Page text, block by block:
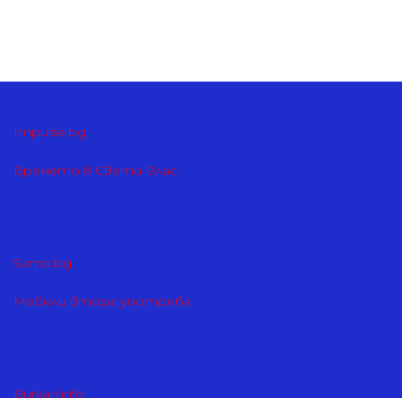
Impulse.bg
Времето в Свети Влас
Samo.bg
Мебели втора употреба
Burkan.info